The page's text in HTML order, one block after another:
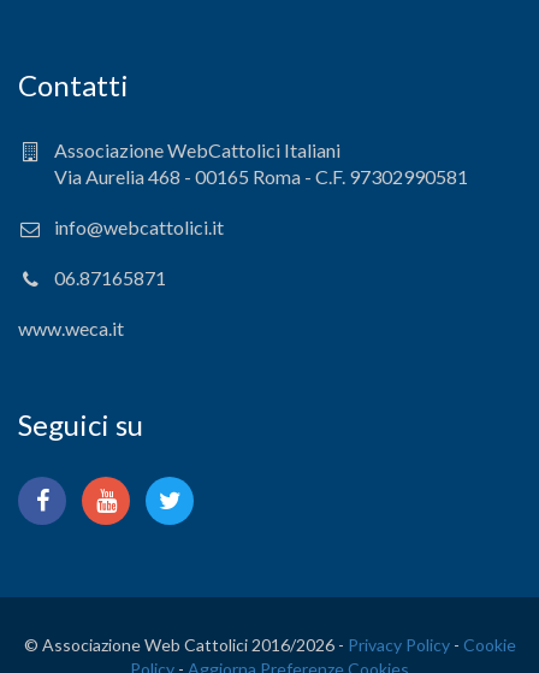
Contatti
Associazione WebCattolici Italiani
Via Aurelia 468 - 00165 Roma - C.F. 97302990581
info@webcattolici.it
06.87165871
www.weca.it
Seguici su
© Associazione Web Cattolici 2016/2026 - Privacy Policy- Cookie
Policy - Aggiorna Preferenze Cookies